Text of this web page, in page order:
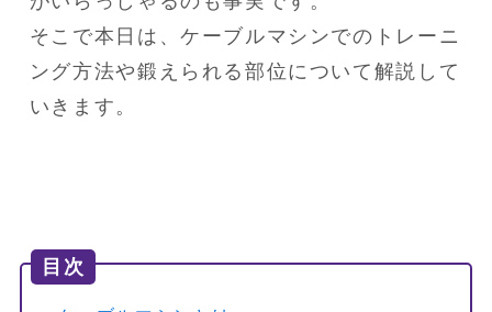
そこで本日は、ケーブルマシンでのトレーニ
ング方法や鍛えられる部位について解説して
いきます。
目次